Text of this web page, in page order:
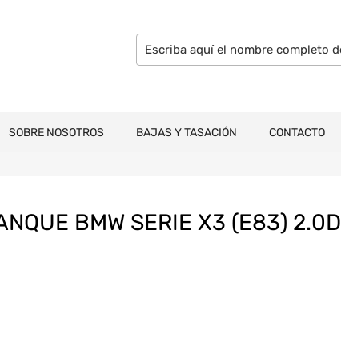
SOBRE NOSOTROS BAJAS Y TASACIÓN CONTACTO
BMW SERIE X3 (E83) 2.0D